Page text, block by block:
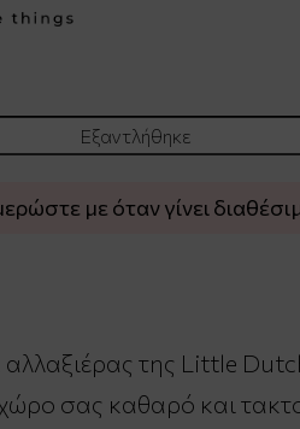
Εξαντλήθηκε
με όταν γίνει
της Little
σας καθαρό και